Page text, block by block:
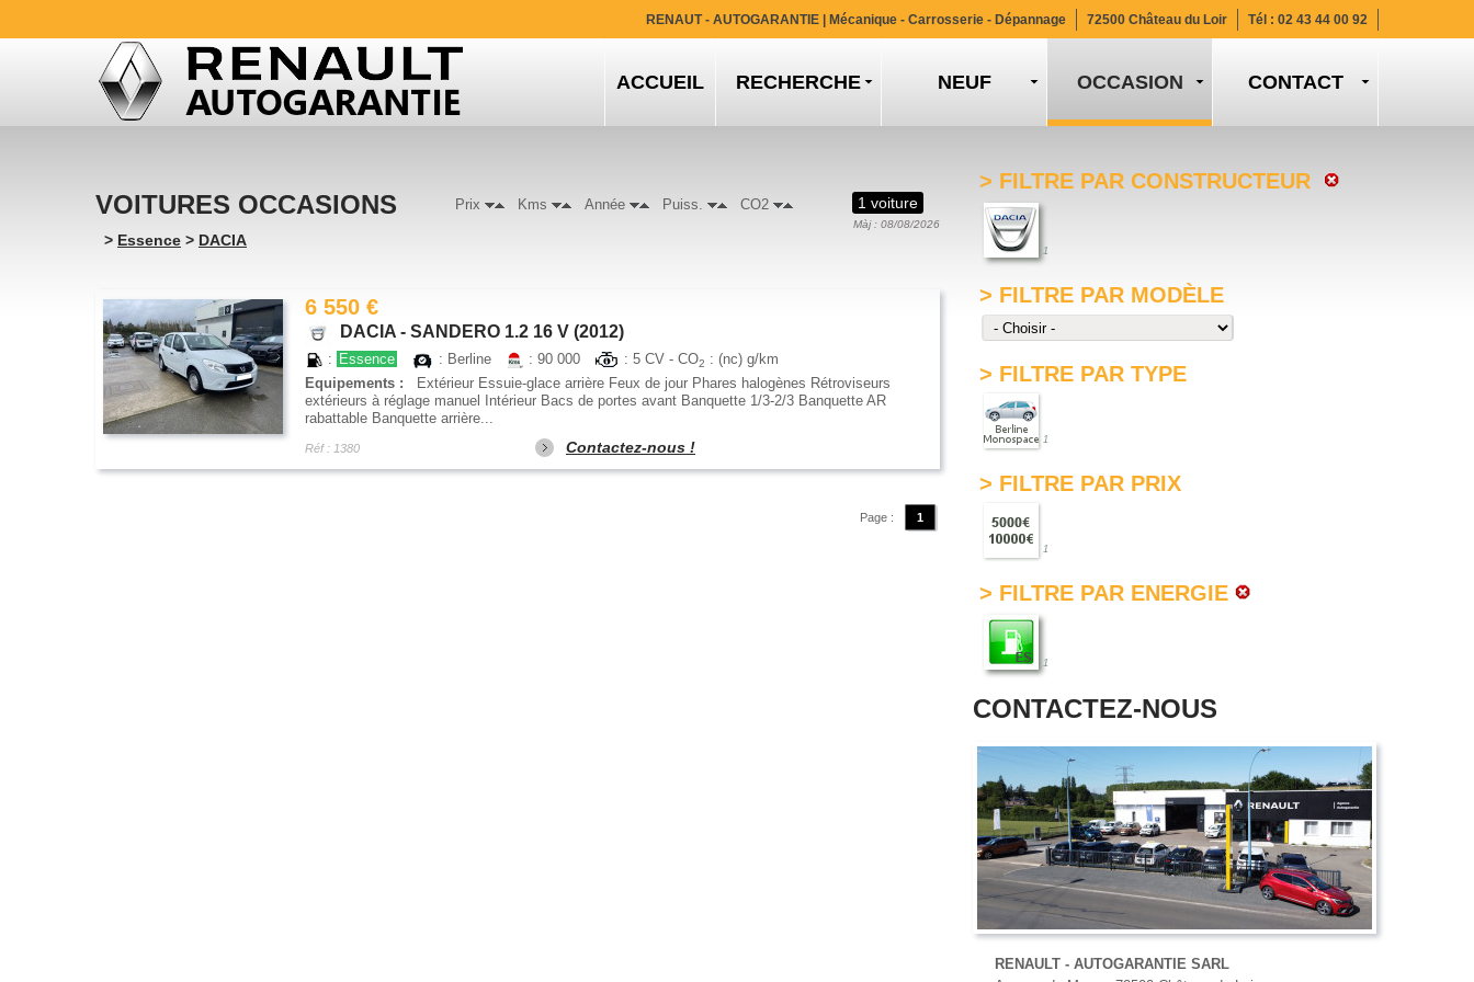
RENAUT - AUTOGARANTIE | Mécanique - Carrosserie - Dépannage 72500 Château du Loir Tél : 02 43 44 00 92
ACCUEIL RECHERCHE NEUF CONTACT
Prix Kms Année Puiss. CO2 1 voiture
Màj : 08/08/2026
VOITURES OCCASIONS
> Essence > DACIA
6 550 €
DACIA - SANDERO 1.2 16 V (2012)
: Essence : Berline : 90 000 : 5 CV - CO2 : (nc) g/km
Equipements :
Extérieur Essuie-glace arrière Feux de jour Phares halogènes Rétroviseurs
extérieurs à réglage manuel Intérieur Bacs de portes avant Banquette 1/3-2/3 Banquette AR
rabattable Banquette arrière...
Réf : 1380 Contactez-nous !
Page : 1
> FILTRE PAR CONSTRUCTEUR
1
> FILTRE PAR MODÈLE
> FILTRE PAR TYPE
1
> FILTRE PAR PRIX
1
> FILTRE PAR ENERGIE
1
CONTACTEZ-NOUS
RENAULT - AUTOGARANTIE SARL